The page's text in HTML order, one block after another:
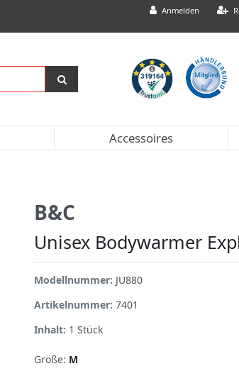
Anmelden
Accessoires
B&C
Unisex Bodywarmer
Modellnummer: JU880
Artikelnummer: 7401
Inhalt: 1 Stück
Größe: M